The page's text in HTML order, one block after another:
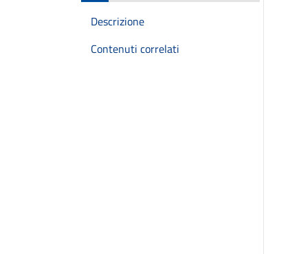
Descrizione
Contenuti correlati